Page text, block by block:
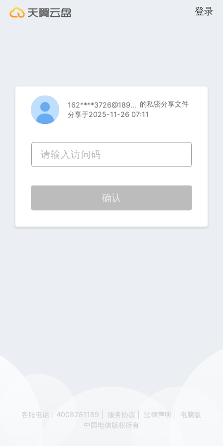
登录
162****3726@189.cn 的私密分享文件
分享于2025-11-26 07:11
确认
客服电话：4008281189 服务协议 法律声明
电脑版
中国电信版权所有